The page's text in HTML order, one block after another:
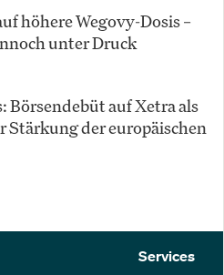
höhere Wegovy-Dosis –
unter Druck
Börsendebüt auf Xetra als
der europäischen
Services